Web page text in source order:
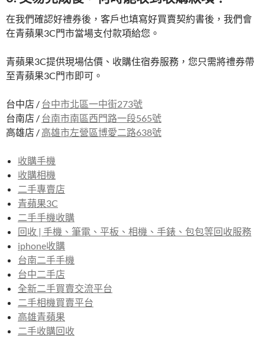
在我們確認好禮券後，客戶也填寫好買賣契約書後，我們會
在青蘋果3C門市當場支付款項給您。
青蘋果3C提供現場估價、收購住宿券服務，您只需將禮券帶
至青蘋果3C門市即可。
台中店 / 台中市北區一中街273號
台南店 / 台南市南區西門路一段565號
高雄店 / 高雄市左營區博愛二路638號
收購手機
收購相機
二手專賣店
青蘋果3C
二手手機收購
回收 | 手機、筆電、平板、相機、手錶、包包等回收服務
iphone收購
台南二手手機
台中二手店
全新二手買賣交流平台
二手相機買賣平台
高雄青蘋果
二手收購回收